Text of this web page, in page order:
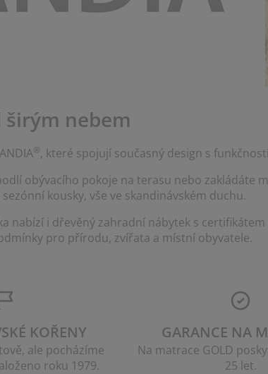
širým nebem
®, které spojují současný design s
obývacího pokoje na terasu nebo zakládáte
kousky, vše ve skandinávském duchu.
nabízí i dřevěný zahradní nábytek s certifikátem
pro přírodu, zvířata a místní obyvatele.
KOŘENY
ale pocházíme
roku 1979.
GARANCE NA
Na matrace GOLD
25 let.